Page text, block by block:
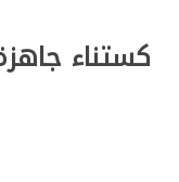
كستناء جاهزة